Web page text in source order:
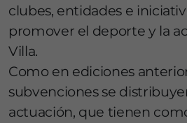
clubes, entidades e
promover el deporte y la
Villa.
Como en ediciones
subvenciones se
actuación, que tienen